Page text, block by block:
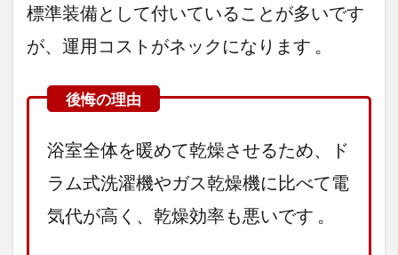
標準装備として付いていることが多いです
が、運用コストがネックになります 。
浴室全体を暖めて乾燥させるため、ド
ラム式洗濯機やガス乾燥機に比べて電
気代が高く、乾燥効率も悪いです 。